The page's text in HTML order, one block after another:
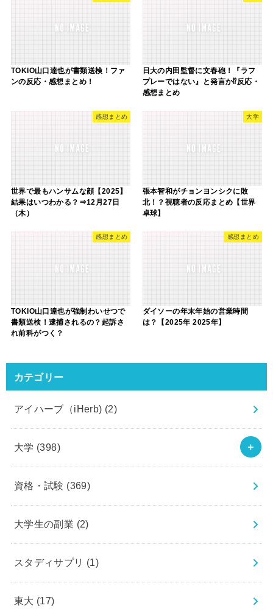
TOKIO山口達也が書類送検！ファ
ンの反応・感想まとめ！
日大の内田監督に文春砲！『ラフ
プレーではない』と発言か⁉反応・
感想まとめ
感想まとめ
世界で最もハンサムな顔【2025】
結果はいつわかる？⇒12月27日
（木）
大学
張本智和がチョンヨンシクに敗
北！？視聴者の反応まとめ【世界
卓球】
感想まとめ
TOKIO山口達也が強制わいせつで
書類送検！逮捕されるの？起訴さ
れ前科がつく？
感想まとめ
ダイソーの年末年始の営業時間
は？【2025年 2025年】
カテゴリー
アイハーブ（iHerb) (2)
大学 (398)
資格・試験 (369)
大学生の副業 (2)
スタディサプリ (1)
東大 (17)